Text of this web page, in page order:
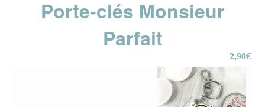
Porte-clés Monsieur
Parfait
2,90€